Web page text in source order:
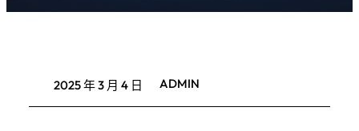
2025 年 3 月 4 日 ADMIN